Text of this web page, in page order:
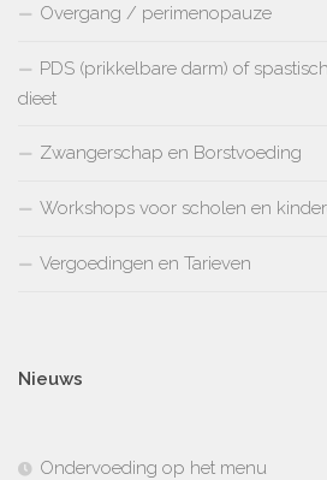
Overgang / perimenopauze
PDS (prikkelbare darm) of
dieet
Zwangerschap en Borstvoeding
Workshops voor scholen en
Vergoedingen en Tarieven
Nieuws
Ondervoeding op het menu